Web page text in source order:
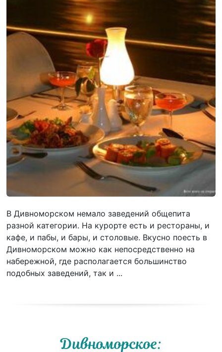
В Дивноморском немало заведений общепита
разной категории. На курорте есть и рестораны, и
кафе, и пабы, и бары, и столовые. Вкусно поесть в
Дивноморском можно как непосредственно на
набережной, где располагается большинство
подобных заведений, так и ...
Дивноморское: